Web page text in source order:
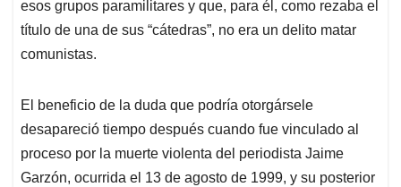
esos grupos paramilitares y que, para él, como rezaba el
título de una de sus “cátedras”, no era un delito matar
comunistas.
El beneficio de la duda que podría otorgársele
desapareció tiempo después cuando fue vinculado al
proceso por la muerte violenta del periodista Jaime
Garzón, ocurrida el 13 de agosto de 1999, y su posterior